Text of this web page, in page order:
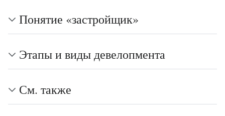
Понятие «застройщик»
Этапы и виды девелопмента
См. также